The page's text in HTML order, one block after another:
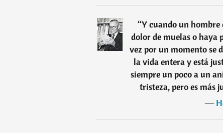
“Y cuando un
dolor de muelas o haya
vez por un momento se
la vida entera y está
siempre un poco a un
tristeza, pero es más
―